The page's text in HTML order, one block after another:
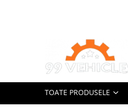
Accesorii Motociclete & Scutere
Aditivi
TOATE PRODUSELE